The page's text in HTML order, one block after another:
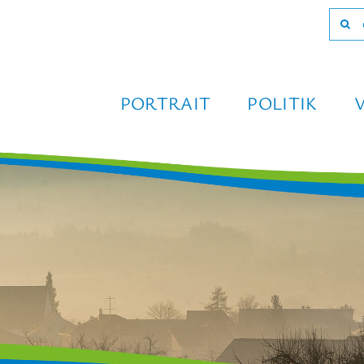
nach:
PORTRAIT POLITIK